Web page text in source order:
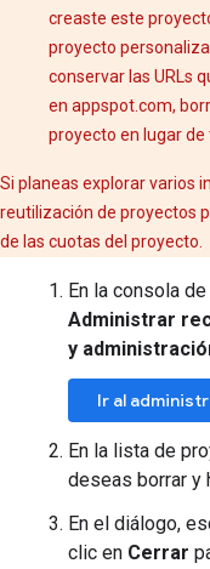
creaste este
proyecto
conservar las URLs
en appspot.com,
proyecto en lugar de
Si planeas explorar varios
reutilización de proyectos
de las cuotas del proyecto.
En la consola
Administrar
y
Ir al
En la lista de
deseas borrar y
En el diálogo,
clic en Cerrar